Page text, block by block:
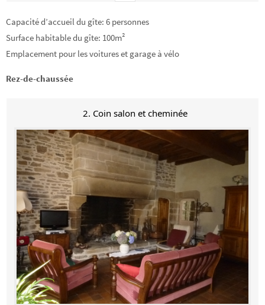
Capacité d’accueil du gîte: 6 personnes
Surface habitable du gîte: 100m²
Emplacement pour les voitures et garage à vélo
Rez-de-chaussée
2. Coin salon et cheminée